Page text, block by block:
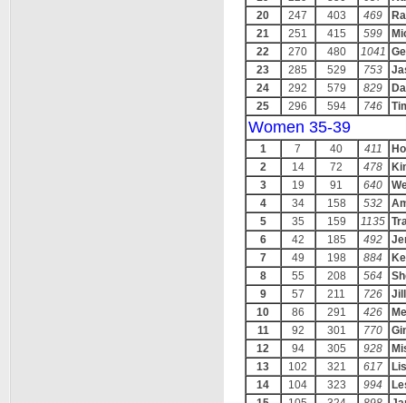
20
247 403 469
21
251 415 599
22
270 480 1041
23
285 529 753
24
292 579 829
25
296 594 746
Women 35-39
1 7 40 411
2
14 72 478
3
19 91 640
4
34 158 532
5
35 159 1135
6
42 185 492
7
49 198 884
8
55 208 564
9
57 211 726
10
86 291 426
11
92 301 770
12
94 305 928
13
102 321 617
14
104 323 994